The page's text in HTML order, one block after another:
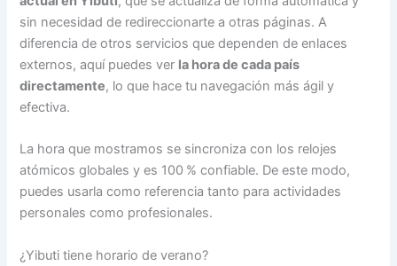
sin necesidad de redireccionarte a otras páginas. A
diferencia de otros servicios que dependen de enlaces
externos, aquí puedes ver la hora de cada país
directamente, lo que hace tu navegación más ágil y
efectiva.
La hora que mostramos se sincroniza con los relojes
atómicos globales y es 100 % confiable. De este modo,
puedes usarla como referencia tanto para actividades
personales como profesionales.
¿Yibuti tiene horario de verano?